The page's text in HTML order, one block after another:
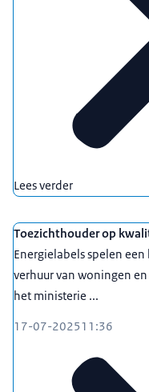
Lees verder
Toezichthouder op
Energielabels spelen
verhuur van woningen
het ministerie ...
17-07-202511:36